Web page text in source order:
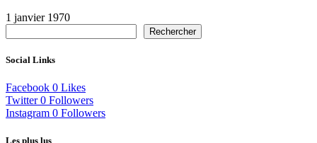
1 janvier 1970
Rechercher
Social Links
Facebook 0 Likes
Twitter 0 Followers
Instagram 0 Followers
Les plus lus